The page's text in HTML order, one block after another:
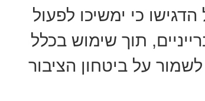
ישראל הדגישו כי ימשיכו לפעול
תוך שימוש בכלל
על ביטחון הציבור